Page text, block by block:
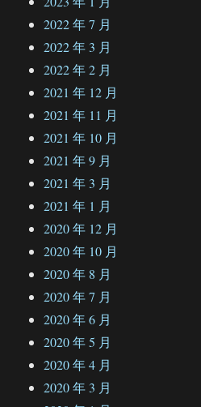
2022 年 7 月
2022 年 3 月
2022 年 2 月
2021 年 12 月
2021 年 11 月
2021 年 10 月
2021 年 9 月
2021 年 3 月
2021 年 1 月
2020 年 12 月
2020 年 10 月
2020 年 8 月
2020 年 7 月
2020 年 6 月
2020 年 5 月
2020 年 4 月
2020 年 3 月